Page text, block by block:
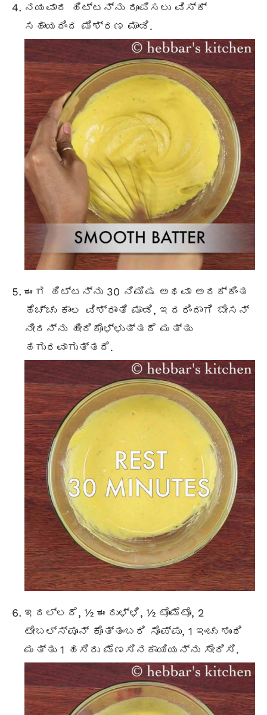
ನಯವಾದ ಹಿಟ್ಟನ್ನು ರೂಪಿಸಲು ವಿಸ್ಕ್
ಸಹಾಯದಿಂದ ಮಿಶ್ರಣ ಮಾಡಿ.
ಈಗ ಹಿಟ್ಟನ್ನು 30 ನಿಮಿಷ ಅಥವಾ ಅದಕ್ಕಿಂತ
ಹೆಚ್ಚು ಕಾಲ ವಿಶ್ರಾಂತಿ ಮಾಡಿ, ಇದರಿಂದಾಗಿ ಬೇಸನ್
ನೀರನ್ನು ಹೀರಿಕೊಳ್ಳುತ್ತದೆ ಮತ್ತು
ಹಗುರವಾಗುತ್ತದೆ.
ಇದಲ್ಲದೆ, ½ ಈರುಳ್ಳಿ, ½ ಟೊಮೆಟೊ, 2
ಟೇಬಲ್ಸ್ಪೂನ್ ಕೊತ್ತಂಬರಿ ಸೊಪ್ಪು, 1 ಇಂಚು ಶುಂಠಿ
ಮತ್ತು 1 ಹಸಿರು ಮೆಣಸಿನಕಾಯಿಯನ್ನು ಸೇರಿಸಿ.